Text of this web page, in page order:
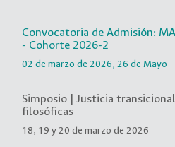
Convocatoria de Admisión:
- Cohorte 2026-2
02 de marzo de 2026, 26 de Mayo
Simposio | Justicia
filosóficas
18, 19 y 20 de marzo de 2026